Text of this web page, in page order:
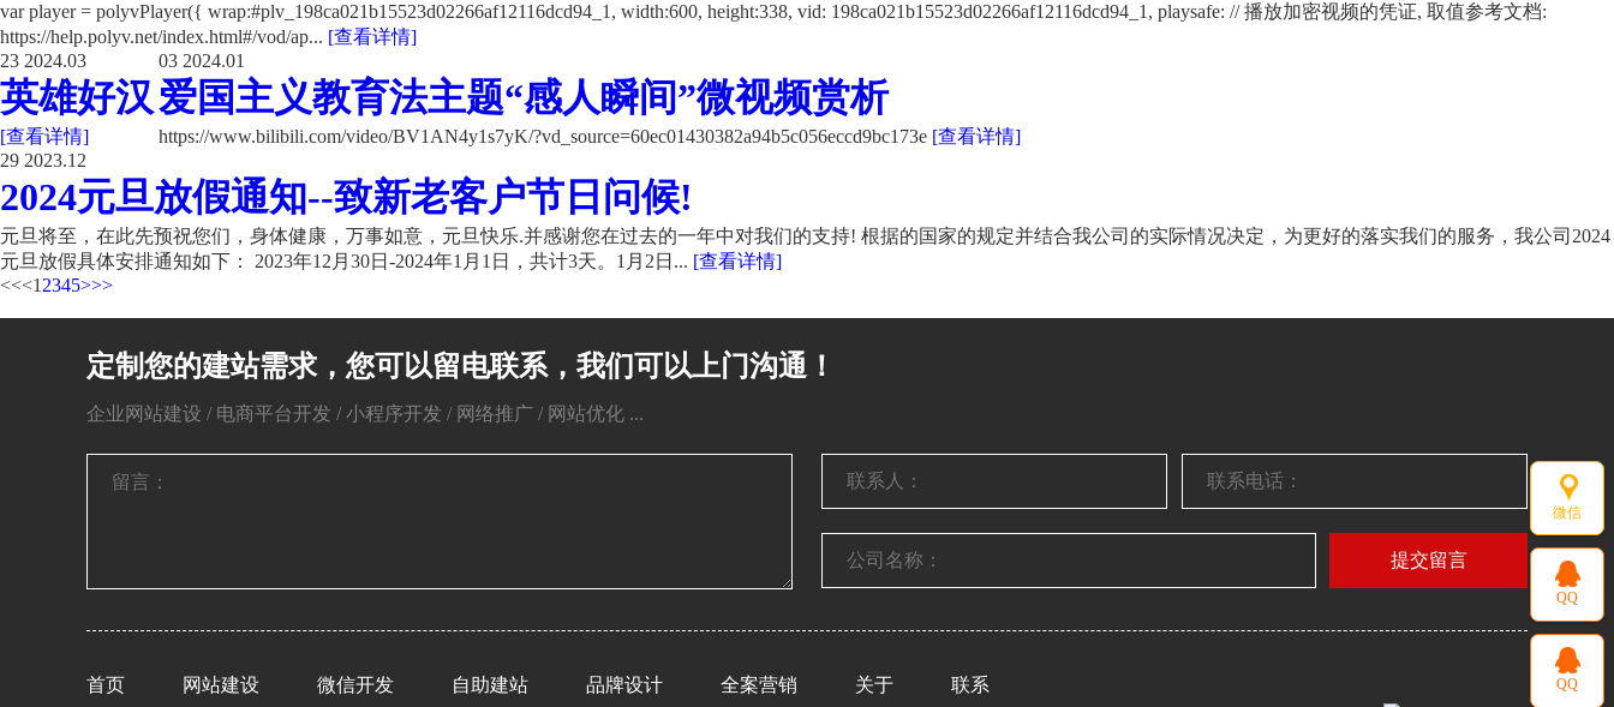
var player = polyvPlayer({ wrap:#plv_198ca021b15523d02266af12116dcd94_1, width:600, height:338, vid: 198ca021b15523d02266af12116dcd94_1, playsafe: // 播放加密视频的凭证, 取值参考文档:
https://help.polyv.net/index.html#/vod/ap... [查看详情]
23 2024.03
英雄好汉
[查看详情]
03 2024.01
爱国主义教育法主题“感人瞬间”微视频赏析
https://www.bilibili.com/video/BV1AN4y1s7yK/?vd_source=60ec01430382a94b5c056eccd9bc173e [查看详情]
29 2023.12
2024元旦放假通知--致新老客户节日问候!
元旦将至，在此先预祝您们，身体健康，万事如意，元旦快乐.并感谢您在过去的一年中对我们的支持! 根据的国家的规定并结合我公司的实际情况决定，为更好的落实我们的服务，我公司2024
元旦放假具体安排通知如下： 2023年12月30日-2024年1月1日，共计3天。1月2日... [查看详情]
<<<1 2345>>>
定制您的建站需求，您可以留电联系，我们可以上门沟通！
企业网站建设 / 电商平台开发 / 小程序开发 / 网络推广 / 网站优化 ...
提交留言
首页 网站建设 微信开发 自助建站 品牌设计 全案营销 关于 联系
QQ
QQ
微信